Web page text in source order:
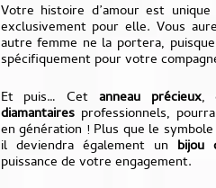
Votre histoire d’amour est
exclusivement pour elle. Vous
autre femme ne la portera,
spécifiquement pour votre
Et puis… Cet anneau précieux,
diamantairesprofessionnels,
en génération ! Plus que le
il deviendra également un bijou
puissance de votre engagement.